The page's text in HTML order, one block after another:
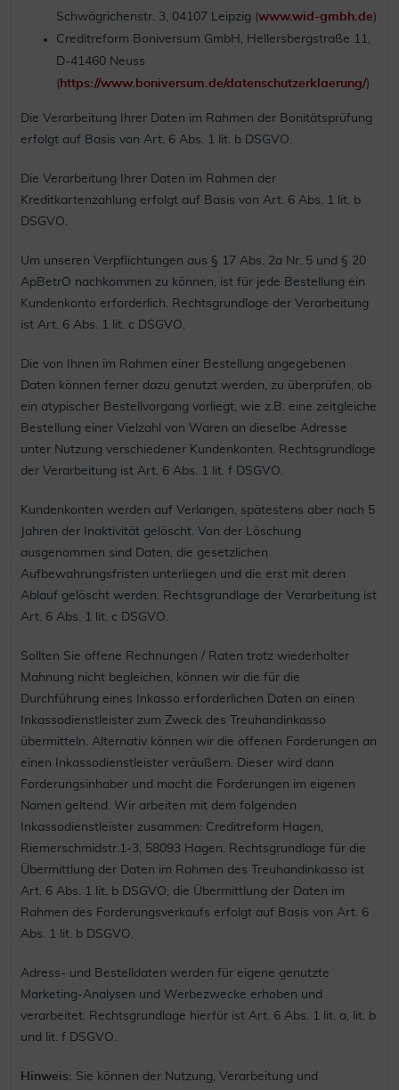
Schwägrichenstr. 3, 04107 Leipzig (www.wid-gmbh.de)
Creditreform Boniversum GmbH, Hellersbergstraße 11,
D-41460 Neuss
( https://www.boniversum.de/datenschutzerklaerung/)
Die Verarbeitung Ihrer Daten im Rahmen der Bonitätsprüfung
erfolgt auf Basis von Art. 6 Abs. 1 lit. b DSGVO.
Die Verarbeitung Ihrer Daten im Rahmen der
Kreditkartenzahlung erfolgt auf Basis von Art. 6 Abs. 1 lit. b
DSGVO.
Um unseren Verpflichtungen aus § 17 Abs. 2a Nr. 5 und § 20
ApBetrO nachkommen zu können, ist für jede Bestellung ein
Kundenkonto erforderlich. Rechtsgrundlage der Verarbeitung
ist Art. 6 Abs. 1 lit. c DSGVO.
Die von Ihnen im Rahmen einer Bestellung angegebenen
Daten können ferner dazu genutzt werden, zu überprüfen, ob
ein atypischer Bestellvorgang vorliegt, wie z.B. eine zeitgleiche
Bestellung einer Vielzahl von Waren an dieselbe Adresse
unter Nutzung verschiedener Kundenkonten. Rechtsgrundlage
der Verarbeitung ist Art. 6 Abs. 1 lit. f DSGVO.
Kundenkonten werden auf Verlangen, spätestens aber nach 5
Jahren der Inaktivität gelöscht. Von der Löschung
ausgenommen sind Daten, die gesetzlichen
Aufbewahrungsfristen unterliegen und die erst mit deren
Ablauf gelöscht werden. Rechtsgrundlage der Verarbeitung ist
Art. 6 Abs. 1 lit. c DSGVO.
Sollten Sie offene Rechnungen / Raten trotz wiederholter
Mahnung nicht begleichen, können wir die für die
Durchführung eines Inkasso erforderlichen Daten an einen
Inkassodienstleister zum Zweck des Treuhandinkasso
übermitteln. Alternativ können wir die offenen Forderungen an
einen Inkassodienstleister veräußern. Dieser wird dann
Forderungsinhaber und macht die Forderungen im eigenen
Namen geltend. Wir arbeiten mit dem folgenden
Inkassodienstleister zusammen: Creditreform Hagen,
Riemerschmidstr.1-3, 58093 Hagen. Rechtsgrundlage für die
Übermittlung der Daten im Rahmen des Treuhandinkasso ist
Art. 6 Abs. 1 lit. b DSGVO; die Übermittlung der Daten im
Rahmen des Forderungsverkaufs erfolgt auf Basis von Art. 6
Abs. 1 lit. b DSGVO.
Adress- und Bestelldaten werden für eigene genutzte
Marketing-Analysen und Werbezwecke erhoben und
verarbeitet. Rechtsgrundlage hierfür ist Art. 6 Abs. 1 lit. a, lit. b
und lit. f DSGVO.
Hinweis: Sie können der Nutzung, Verarbeitung und